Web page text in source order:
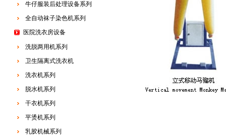
牛仔服装后处理设备系列
全自动袜子染色机系列
医院洗衣房设备
洗脱两用机系列
卫生隔离式洗衣机
洗衣机系列
脱水机系列
干衣机系列
平烫机系列
乳胶机械系列